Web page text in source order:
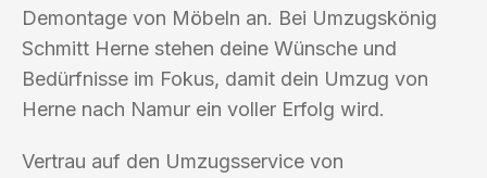
Demontage von Möbeln an. Bei Umzugskönig
Schmitt Herne stehen deine Wünsche und
Bedürfnisse im Fokus, damit dein Umzug von
Herne nach Namur ein voller Erfolg wird.
Vertrau auf den Umzugsservice von